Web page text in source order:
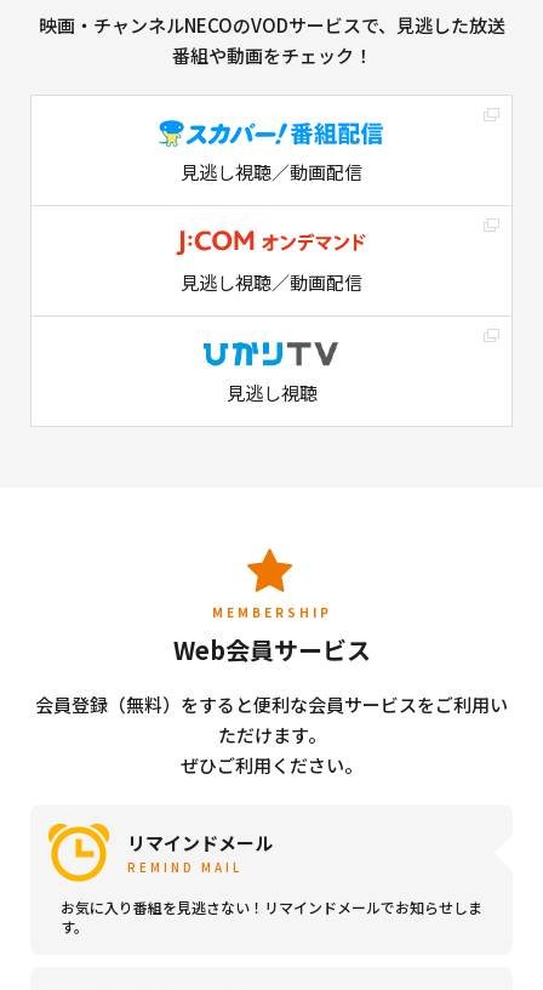
映画・チャンネルNECOのVODサービスで、見逃した放送
番組や動画をチェック！
見逃し視聴／動画配信
見逃し視聴／動画配信
見逃し視聴
MEMBERSHIP
Web会員サービス
会員登録（無料）をすると便利な会員サービスをご利用い
ただけます。
ぜひご利用ください。
リマインドメール
REMIND MAIL
お気に入り番組を見逃さない！リマインドメールでお知らせしま
す。